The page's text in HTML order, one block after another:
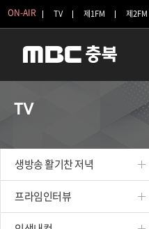
ON-AIR TV 제1FM 제2FM
TV
생방송 활기찬 저녁
프라임인터뷰